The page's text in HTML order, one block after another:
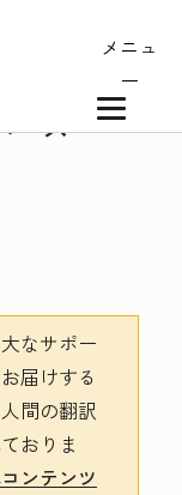
メニュ
ー
ース
大なサポー
届けする
間の翻訳
おりま
ンテンツ